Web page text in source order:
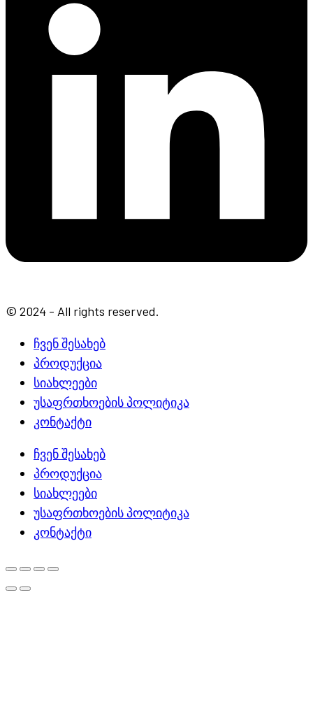
© 2024 - All rights reserved.
ჩვენ შესახებ
პროდუქცია
სიახლეები
უსაფრთხოების პოლიტიკა
კონტაქტი
ჩვენ შესახებ
პროდუქცია
სიახლეები
უსაფრთხოების პოლიტიკა
კონტაქტი